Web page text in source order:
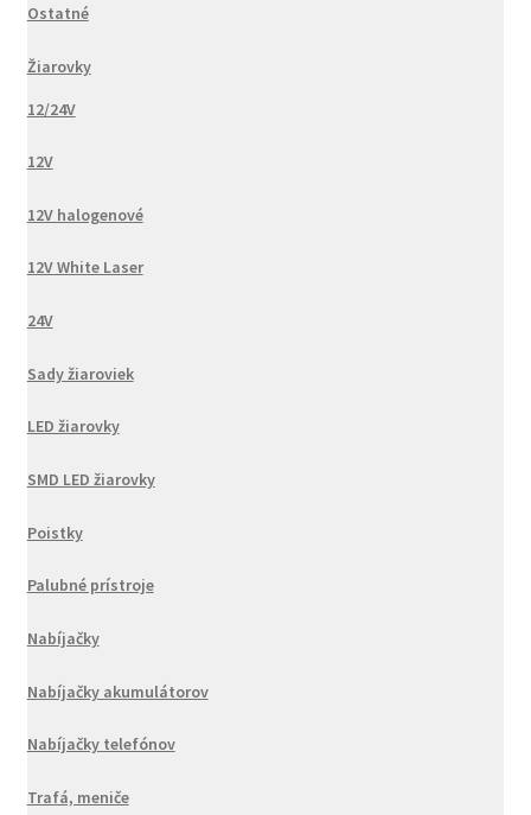
Ostatné
Žiarovky
12/24V
12V
12V halogenové
12V White Laser
24V
Sady žiaroviek
LED žiarovky
SMD LED žiarovky
Poistky
Palubné prístroje
Nabíjačky
Nabíjačky akumulátorov
Nabíjačky telefónov
Trafá, meniče